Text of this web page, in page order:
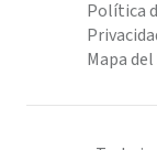
Política
Mapa